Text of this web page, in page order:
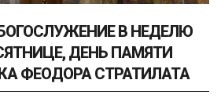
В НЕДЕЛЮ
ДЕНЬ ПАМЯТИ
ФЕОДОРА СТРАТИЛАТА